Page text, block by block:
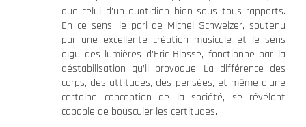
que celui d’un quotidien bien sous tous rapports.
En ce sens, le pari de Michel Schweizer, soutenu
par une excellente création musicale et le sens
aigu des lumières d’Eric Blosse, fonctionne par la
déstabilisation qu’il provoque. La différence des
corps, des attitudes, des pensées, et même d’une
certaine conception de la société, se révélant
capable de bousculer les certitudes.